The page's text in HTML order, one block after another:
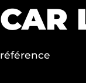
CAR
référence